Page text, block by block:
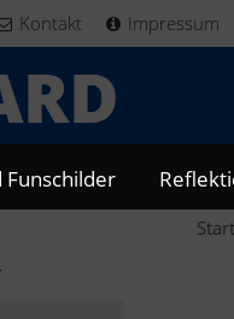
Kontakt Impressum
Funschilder